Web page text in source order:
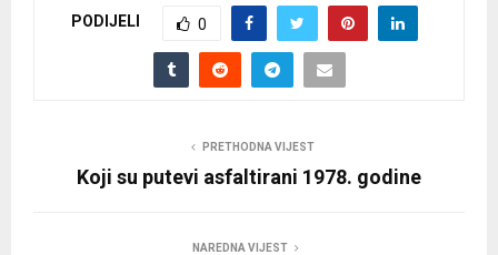
PODIJELI 0
PRETHODNA VIJEST
Koji su putevi asfaltirani 1978. godine
NAREDNA VIJEST